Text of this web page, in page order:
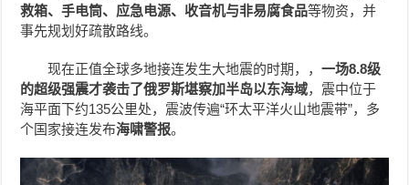
救箱、手电筒、应急电源、收音机与非易腐食品等物资，并
事先规划好疏散路线。
现在正值全球多地接连发生大地震的时期，，一场8.8级
的超级强震才袭击了俄罗斯堪察加半岛以东海域，震中位于
海平面下约135公里处，震波传遍“环太平洋火山地震带”，多
个国家接连发布海啸警报。